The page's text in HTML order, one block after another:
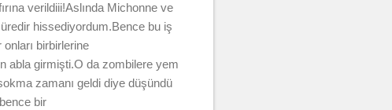
verildiii!Aslında Michonne ve
hissediyordum.Bence bu iş
birbirlerine
abla girmişti.O da zombilere yem
zamanı geldi diye düşündü
bir